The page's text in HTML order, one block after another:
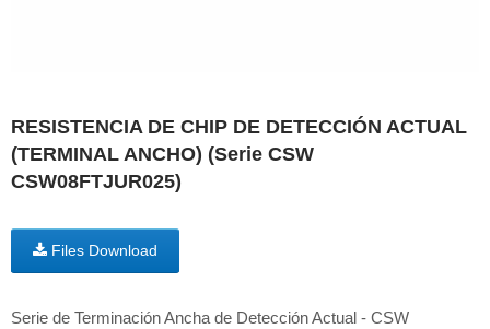
RESISTENCIA DE CHIP DE DETECCIÓN ACTUAL
(TERMINAL ANCHO) (Serie CSW
CSW08FTJUR025)
Files Download
Serie de Terminación Ancha de Detección Actual - CSW